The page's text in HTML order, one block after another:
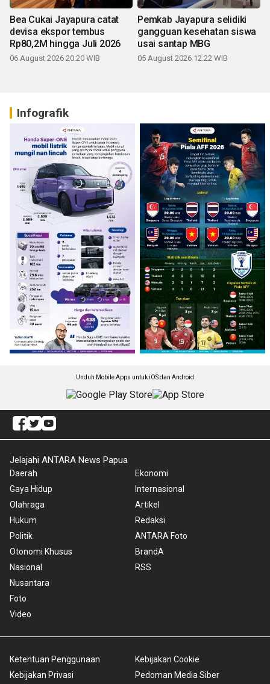
Bea Cukai Jayapura catat
devisa ekspor tembus
Rp80,2M hingga Juli 2026
06 August 2026 20:20 WIB
Pemkab Jayapura selidiki
gangguan kesehatan siswa
usai santap MBG
05 August 2026 12:22 WIB
Infografik
Unduh Mobile Apps untuk iOS dan Android
Jelajahi ANTARA News Papua
Daerah
Gaya Hidup
Olahraga
Hukum
Politik
Otonomi Khusus
Nasional
Nusantara
Foto
Video
Ekonomi
Internasional
Artikel
Redaksi
ANTARA Foto
BrandA
RSS
Ketentuan Penggunaan
Kebijakan Privasi
Kebijakan Cookie
Pedoman Media Siber